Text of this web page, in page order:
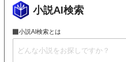
小説AI検索
小説AI検索とは